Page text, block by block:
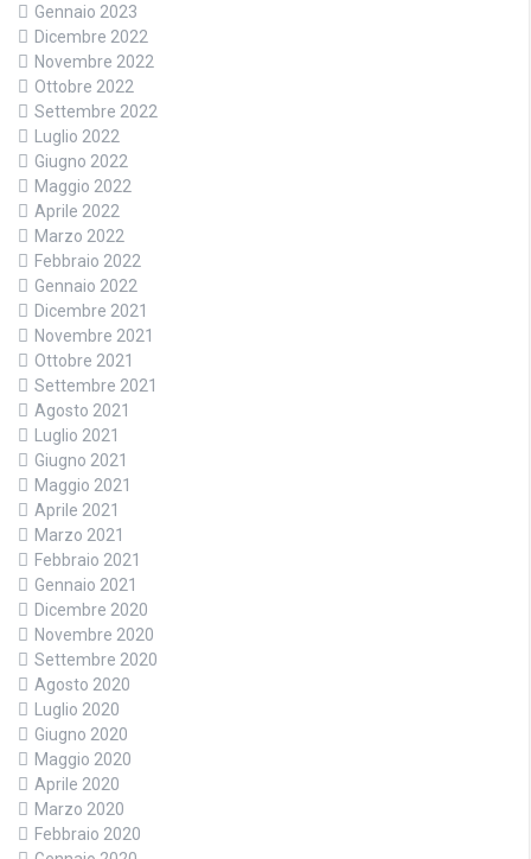
Gennaio 2023
Dicembre 2022
Novembre 2022
Ottobre 2022
Settembre 2022
Luglio 2022
Giugno 2022
Maggio 2022
Aprile 2022
Marzo 2022
Febbraio 2022
Gennaio 2022
Dicembre 2021
Novembre 2021
Ottobre 2021
Settembre 2021
Agosto 2021
Luglio 2021
Giugno 2021
Maggio 2021
Aprile 2021
Marzo 2021
Febbraio 2021
Gennaio 2021
Dicembre 2020
Novembre 2020
Settembre 2020
Agosto 2020
Luglio 2020
Giugno 2020
Maggio 2020
Aprile 2020
Marzo 2020
Febbraio 2020